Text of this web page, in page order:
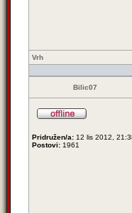
Vrh
Bilic07
Pridružen/a: 12 lis 2012,
Postovi: 1961